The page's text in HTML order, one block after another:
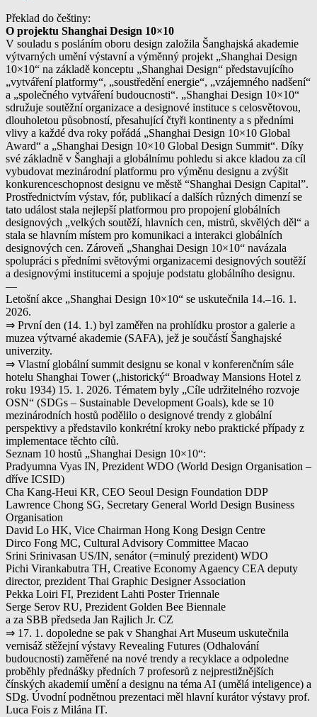
Překlad do češtiny:
O projektu Shanghai Design 10×10
V souladu s posláním oboru design založila Šanghajská akademie
výtvarných umění výstavní a výměnný projekt „Shanghai Design
10×10“ na základě konceptu „Shanghai Design“ představujícího
„vytváření platformy“, „soustředění energie“, „vzájemného nadšení“
a „společného vytváření budoucnosti“. „Shanghai Design 10×10“
sdružuje soutěžní organizace a designové instituce s celosvětovou,
dlouholetou působností, přesahující čtyři kontinenty a s předními
vlivy a každé dva roky pořádá „Shanghai Design 10×10 Global
Award“ a „Shanghai Design 10×10 Global Design Summit“. Díky
své základně v Šanghaji a globálnímu pohledu si akce kladou za cíl
vybudovat mezinárodní platformu pro výměnu designu a zvýšit
konkurenceschopnost designu ve městě “Shanghai Design Capital”.
Prostřednictvím výstav, fór, publikací a dalších různých dimenzí se
tato událost stala nejlepší platformou pro propojení globálních
designových „velkých soutěží, hlavních cen, mistrů, skvělých děl“ a
stala se hlavním místem pro komunikaci a interakci globálních
designových cen. Zároveň „Shanghai Design 10×10“ navázala
spolupráci s předními světovými organizacemi designových soutěží
a designovými institucemi a spojuje podstatu globálního designu.
—
Letošní akce „Shanghai Design 10×10“ se uskutečnila 14.–16. 1.
2026.
⇒ První den (14. 1.) byl zaměřen na prohlídku prostor a galerie a
muzea výtvarné akademie (SAFA), jež je součástí Šanghajské
univerzity.
⇒ Vlastní globální summit designu se konal v konferenčním sále
hotelu Shanghai Tower („historický“ Broadway Mansions Hotel z
roku 1934) 15. 1. 2026. Tématem byly „Cíle udržitelného rozvoje
OSN“ (SDGs – Sustainable Development Goals), kde se 10
mezinárodních hostů podělilo o designové trendy z globální
perspektivy a představilo konkrétní kroky nebo praktické případy z
implementace těchto cílů.
Seznam 10 hostů „Shanghai Design 10×10“:
Pradyumna Vyas IN, Prezident WDO (World Design Organisation –
dříve ICSID)
Cha Kang-Heui KR, CEO Seoul Design Foundation DDP
Lawrence Chong SG, Secretary General World Design Business
Organisation
David Lo HK, Vice Chairman Hong Kong Design Centre
Dirco Fong MC, Cultural Advisory Committee Macao
Srini Srinivasan US/IN, senátor (=minulý prezident) WDO
Pichi Virankabutra TH, Creative Economy Agaency CEA deputy
director, prezident Thai Graphic Designer Association
Pekka Loiri FI, Prezident Lahti Poster Triennale
Serge Serov RU, Prezident Golden Bee Biennale
a za SBB předseda Jan Rajlich Jr. CZ
⇒ 17. 1. dopoledne se pak v Shanghai Art Museum uskutečnila
vernisáž stěžejní výstavy Revealing Futures (Odhalování
budoucnosti) zaměřené na nové trendy a recyklace a odpoledne
proběhly přednášky předních 7 profesorů z nejprestižnějších
čínských akademií umění a designu na téma AI (umělá inteligence) a
SDg. Úvodní podnětnou prezentaci měl hlavní kurátor výstavy prof.
Luca Fois z Milána IT.